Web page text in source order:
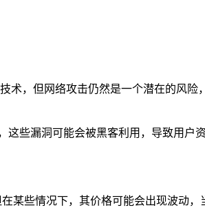
术，但网络攻击仍然是一个潜在的风
这些漏洞可能会被黑客利用，导致用户资
某些情况下，其价格可能会出现波动